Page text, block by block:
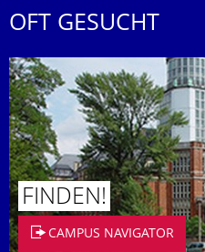
OFT GESUCHT
FINDEN!
CAMPUS NAVIGATOR